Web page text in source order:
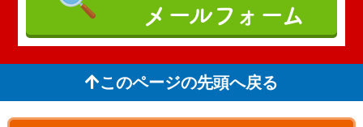
メールフォーム
このページの先頭へ戻る